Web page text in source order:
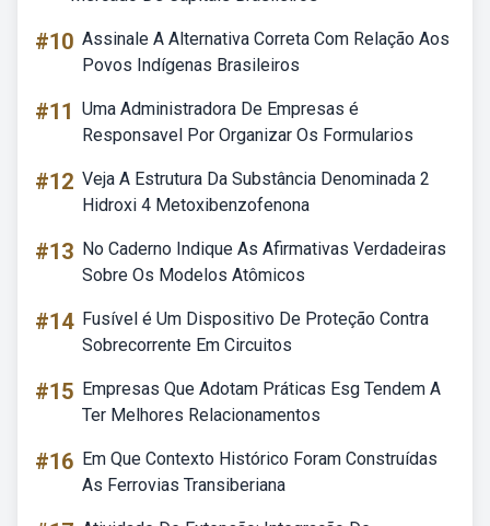
#10 Assinale A Alternativa Correta Com Relação Aos
Povos Indígenas Brasileiros
#11 Uma Administradora De Empresas é
Responsavel Por Organizar Os Formularios
#12 Veja A Estrutura Da Substância Denominada 2
Hidroxi 4 Metoxibenzofenona
#13 No Caderno Indique As Afirmativas Verdadeiras
Sobre Os Modelos Atômicos
#14 Fusível é Um Dispositivo De Proteção Contra
Sobrecorrente Em Circuitos
#15 Empresas Que Adotam Práticas Esg Tendem A
Ter Melhores Relacionamentos
#16 Em Que Contexto Histórico Foram Construídas
As Ferrovias Transiberiana